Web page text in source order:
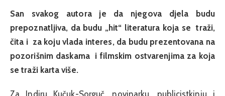
San svakog autora je da njegova djela budu
prepoznatljiva, da budu „hit“ literatura koja se traži,
čita i za koju vlada interes, da budu prezentovana na
pozorišnim daskama i filmskim ostvarenjima za koja
se traži karta više.